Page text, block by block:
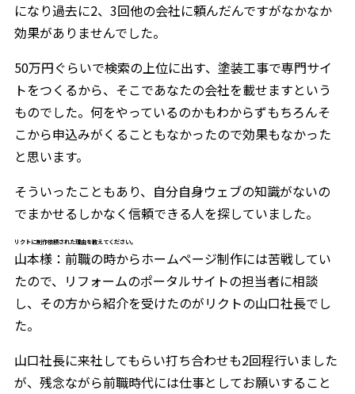
になり過去に2、3回他の会社に頼んだんですがなかなか
効果がありませんでした。
50万円ぐらいで検索の上位に出す、塗装工事で専門サイ
トをつくるから、そこであなたの会社を載せますという
ものでした。何をやっているのかもわからずもちろんそ
こから申込みがくることもなかったので効果もなかった
と思います。
そういったこともあり、自分自身ウェブの知識がないの
でまかせるしかなく信頼できる人を探していました。
リクトに制作依頼された理由を教えてください。
山本様：前職の時からホームページ制作には苦戦してい
たので、リフォームのポータルサイトの担当者に相談
し、その方から紹介を受けたのがリクトの山口社長でし
た。
山口社長に来社してもらい打ち合わせも2回程行いました
が、残念ながら前職時代には仕事としてお願いすること